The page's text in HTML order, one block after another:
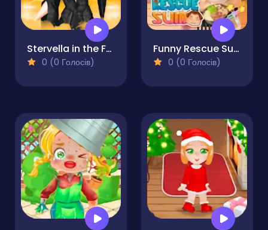
Stervella in the Fashion World
0 (0 Голосів)
Funny Rescue Sumo
0 (0 Голосів)